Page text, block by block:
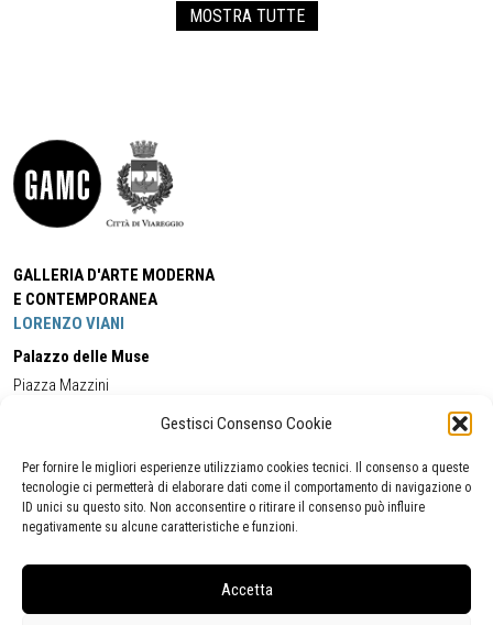
Gestisci Consenso Cookie
Per fornire le migliori esperienze utilizziamo cookies tecnici. Il consenso a queste
tecnologie ci permetterà di elaborare dati come il comportamento di navigazione o
ID unici su questo sito. Non acconsentire o ritirare il consenso può influire
negativamente su alcune caratteristiche e funzioni.
Accetta
MOSTRA TUTTE
GALLERIA D'ARTE MODERNA
E CONTEMPORANEA
LORENZO VIANI
Palazzo delle Muse
Piazza Mazzini
Cell:+39 338 5714978 (orario apertura Galleria)
Tel:
+39 0584 944580
(orario 09.00/13.00)
Email:gamc@comune.viareggio.lu.it
Segnalazione di inaccessibilità